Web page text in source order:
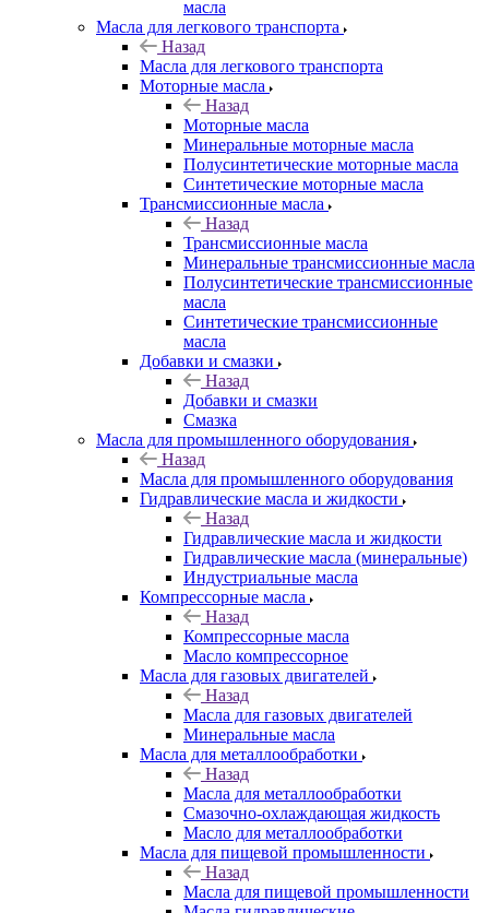
масла
Масла для легкового транспорта
Назад
Масла для легкового транспорта
Моторные масла
Назад
Моторные масла
Минеральные моторные масла
Полусинтетические моторные масла
Синтетические моторные масла
Трансмиссионные масла
Назад
Трансмиссионные масла
Минеральные трансмиссионные масла
Полусинтетические трансмиссионные
масла
Синтетические трансмиссионные
масла
Добавки и смазки
Назад
Добавки и смазки
Смазка
Масла для промышленного оборудования
Назад
Масла для промышленного оборудования
Гидравлические масла и жидкости
Назад
Гидравлические масла и жидкости
Гидравлические масла (минеральные)
Индустриальные масла
Компрессорные масла
Назад
Компрессорные масла
Масло компрессорное
Масла для газовых двигателей
Назад
Масла для газовых двигателей
Минеральные масла
Масла для металлообработки
Назад
Масла для металлообработки
Смазочно-охлаждающая жидкость
Масло для металлообработки
Масла для пищевой промышленности
Назад
Масла для пищевой промышленности